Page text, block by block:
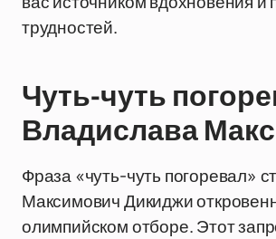
трудностей.
Чуть-чуть
Владислава
Фраза «чуть-чуть погоревал»
Максимович Дикиджи
олимпийском отборе. Этот